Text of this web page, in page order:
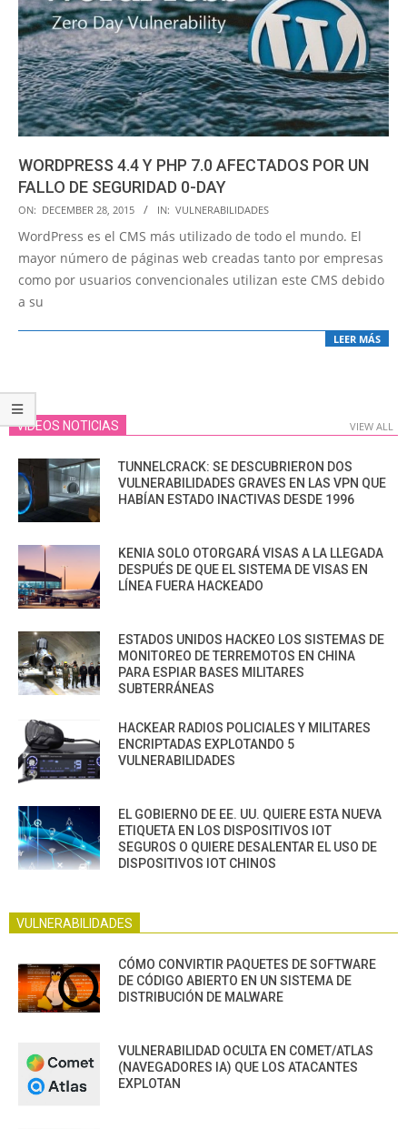
WORDPRESS 4.4 Y PHP 7.0 AFECTADOS POR UN
FALLO DE SEGURIDAD 0-DAY
2015-
12-
28
ON: DECEMBER 28, 2015 IN: VULNERABILIDADES
WordPress es el CMS más utilizado de todo el mundo. El
mayor número de páginas web creadas tanto por empresas
como por usuarios convencionales utilizan este CMS debido
a su
LEER MÁS
VIDEOS NOTICIAS VIEW ALL
TUNNELCRACK: SE DESCUBRIERON DOS
VULNERABILIDADES GRAVES EN LAS VPN QUE
HABÍAN ESTADO INACTIVAS DESDE 1996
KENIA SOLO OTORGARÁ VISAS A LA LLEGADA
DESPUÉS DE QUE EL SISTEMA DE VISAS EN
LÍNEA FUERA HACKEADO
ESTADOS UNIDOS HACKEO LOS SISTEMAS DE
MONITOREO DE TERREMOTOS EN CHINA
PARA ESPIAR BASES MILITARES
SUBTERRÁNEAS
HACKEAR RADIOS POLICIALES Y MILITARES
ENCRIPTADAS EXPLOTANDO 5
VULNERABILIDADES
EL GOBIERNO DE EE. UU. QUIERE ESTA NUEVA
ETIQUETA EN LOS DISPOSITIVOS IOT
SEGUROS O QUIERE DESALENTAR EL USO DE
DISPOSITIVOS IOT CHINOS
VULNERABILIDADES
CÓMO CONVIRTIR PAQUETES DE SOFTWARE
DE CÓDIGO ABIERTO EN UN SISTEMA DE
DISTRIBUCIÓN DE MALWARE
VULNERABILIDAD OCULTA EN COMET/ATLAS
(NAVEGADORES IA) QUE LOS ATACANTES
EXPLOTAN